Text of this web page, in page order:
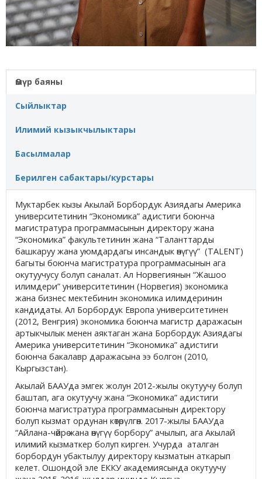
Өмүр баяны
Сыйлыктар
Илимий кызыкчылыктары
Басылмалар
Берилген сабактары/курстары
Муктарбек кызы Акылай Борбордук Азиядагы Америка
университетинин “Экономика” адистиги боюнча
магистратура программасынын директору жана
“Экономика” факультетинин жана “Таланттарды
башкаруу жана уюмдардагы инсандык өнүгүү” (TALENT)
багыты боюнча магистратура программасынын ага
окутуучусу болуп саналат. Ал Норвегиянын “Жашоо
илимдери” университетинин (Норвегия) экономика
жана бизнес мектебинин экономика илимдеринин
кандидаты. Ал Борбордук Европа университетинен
(2012, Венгрия) экономика боюнча магистр даражасын
артыкчылык менен аяктаган жана Борбордук Азиядагы
Америка университетинин “Экономика” адистиги
боюнча бакалавр даражасына ээ болгон (2010,
Кыргызстан).
Акылай БААУда эмгек жолун 2012-жылы окутуучу болуп
баштап, ага окутуучу жана “Экономика” адистиги
боюнча магистратура программасынын директору
болуп кызмат ордунан көтөрүлгөн. 2017-жылы БААУда
“Айлана-чөйрө жана өнүгүү борбору” ачылып, ага Акылай
илимий кызматкер болуп кирген. Учурда аталган
борбордун убактылуу директору кызматын аткарып
келет. Ошондой эле ЕККУ академиясында окутуучу